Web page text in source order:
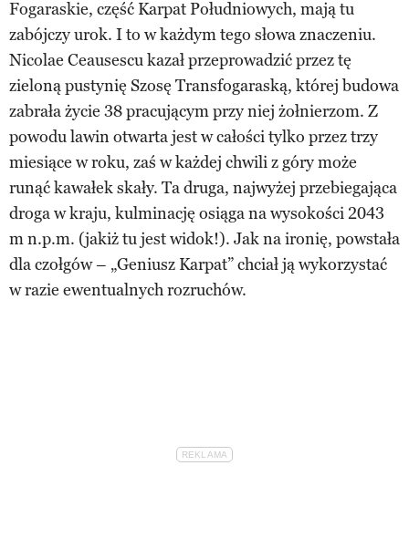
Fogaraskie, część Karpat Południowych, mają tu
zabójczy urok. I to w każdym tego słowa znaczeniu.
Nicolae Ceausescu kazał przeprowadzić przez tę
zieloną pustynię Szosę Transfogaraską, której budowa
zabrała życie 38 pracującym przy niej żołnierzom. Z
powodu lawin otwarta jest w całości tylko przez trzy
miesiące w roku, zaś w każdej chwili z góry może
runąć kawałek skały. Ta druga, najwyżej przebiegająca
droga w kraju, kulminację osiąga na wysokości 2043
m n.p.m. (jakiż tu jest widok!). Jak na ironię, powstała
dla czołgów – „Geniusz Karpat” chciał ją wykorzystać
w razie ewentualnych rozruchów.